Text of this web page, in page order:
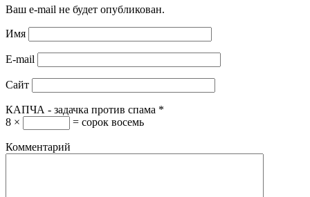
Ваш e-mail не будет опубликован.
Имя
E-mail
Сайт
КАПЧА - задачка против спама *
8 ×
= сорок восемь
Комментарий